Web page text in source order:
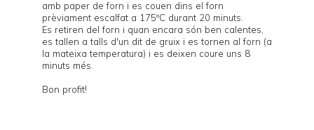
amb paper de forn i es couen dins el forn
prèviament escalfat a 175ºC durant 20 minuts.
Es retiren del forn i quan encara són ben calentes,
es tallen a talls d'un dit de gruix i es tornen al forn (a
la mateixa temperatura) i es deixen coure uns 8
minuts més.
Bon profit!